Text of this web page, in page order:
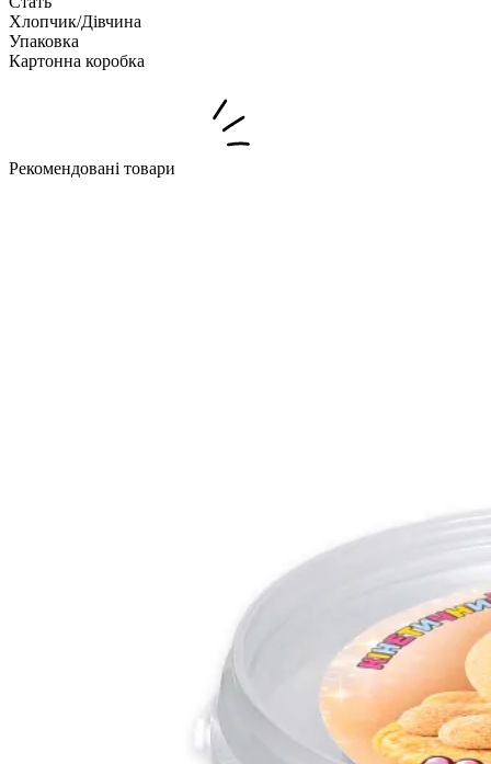
Хлопчик/Дiвчина
Упаковка
Картонна коробка
Рекомендовані товари